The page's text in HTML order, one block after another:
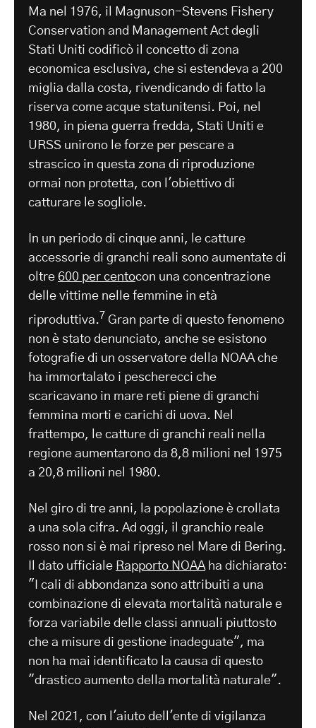
Ma nel 1976, il Magnuson-Stevens Fishery
Conservation and Management Act degli
Stati Uniti codificò il concetto di zona
economica esclusiva, che si estendeva a 200
miglia dalla costa, rivendicando di fatto la
riserva come acque statunitensi. Poi, nel
1980, in piena guerra fredda, Stati Uniti e
URSS unirono le forze per pescare a
strascico in questa zona di riproduzione
ormai non protetta, con l'obiettivo di
catturare le sogliole.
In un periodo di cinque anni, le catture
accessorie di granchi reali sono aumentate di
oltre 600 per centocon una concentrazione
delle vittime nelle femmine in età
riproduttiva. 7 Gran parte di questo fenomeno
non è stato denunciato, anche se esistono
fotografie di un osservatore della NOAA che
ha immortalato i pescherecci che
scaricavano in mare reti piene di granchi
femmina morti e carichi di uova. Nel
frattempo, le catture di granchi reali nella
regione aumentarono da 8,8 milioni nel 1975
a 20,8 milioni nel 1980.
Nel giro di tre anni, la popolazione è crollata
a una sola cifra. Ad oggi, il granchio reale
rosso non si è mai ripreso nel Mare di Bering.
Il dato ufficiale Rapporto NOAAha dichiarato:
"I cali di abbondanza sono attribuiti a una
combinazione di elevata mortalità naturale e
forza variabile delle classi annuali piuttosto
che a misure di gestione inadeguate", ma
non ha mai identificato la causa di questo
"drastico aumento della mortalità naturale".
Nel 2021, con l'aiuto dell'ente di vigilanza